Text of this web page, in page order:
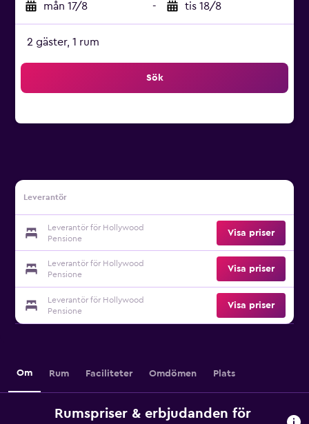
mån 17/8 - tis 18/8
2 gäster, 1 rum
Sök
Leverantör
Leverantör för Hollywood
Pensione
Visa priser
Leverantör för Hollywood
Pensione
Visa priser
Leverantör för Hollywood
Pensione
Visa priser
Om Rum Faciliteter Omdömen Plats
Rumspriser & erbjudanden för